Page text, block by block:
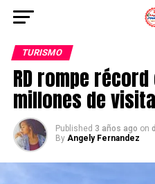
TURISMO
RD rompe
millones de
Published 3 años ago on
By Angely Fernandez